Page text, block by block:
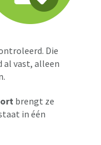
Die
al vast, alleen
brengt ze
in één